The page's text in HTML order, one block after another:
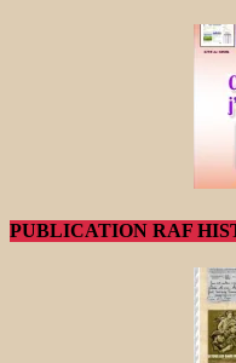
PUBLICATION RAF